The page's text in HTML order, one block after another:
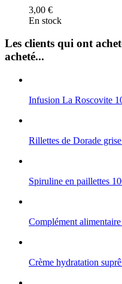
3,00 €
En stock
Les clients qui ont
acheté...
Infusion La Roscovite
Rillettes de Dorade
Spiruline en paillettes
Complément
Crème hydratation